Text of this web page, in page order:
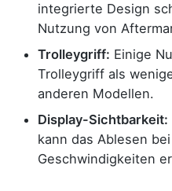
integrierte Design
Nutzung von
Trolleygriff: Einige
Trolleygriff als
anderen Modellen.
Display-Sichtbarkeit:
kann das Ablesen
Geschwindigkeiten